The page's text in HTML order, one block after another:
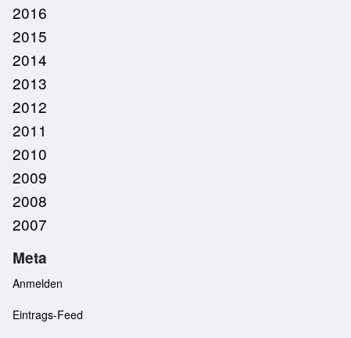
2016
2015
2014
2013
2012
2011
2010
2009
2008
2007
Meta
Anmelden
Eintrags-Feed